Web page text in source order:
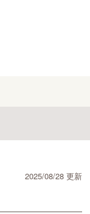
2025/08/28 更新